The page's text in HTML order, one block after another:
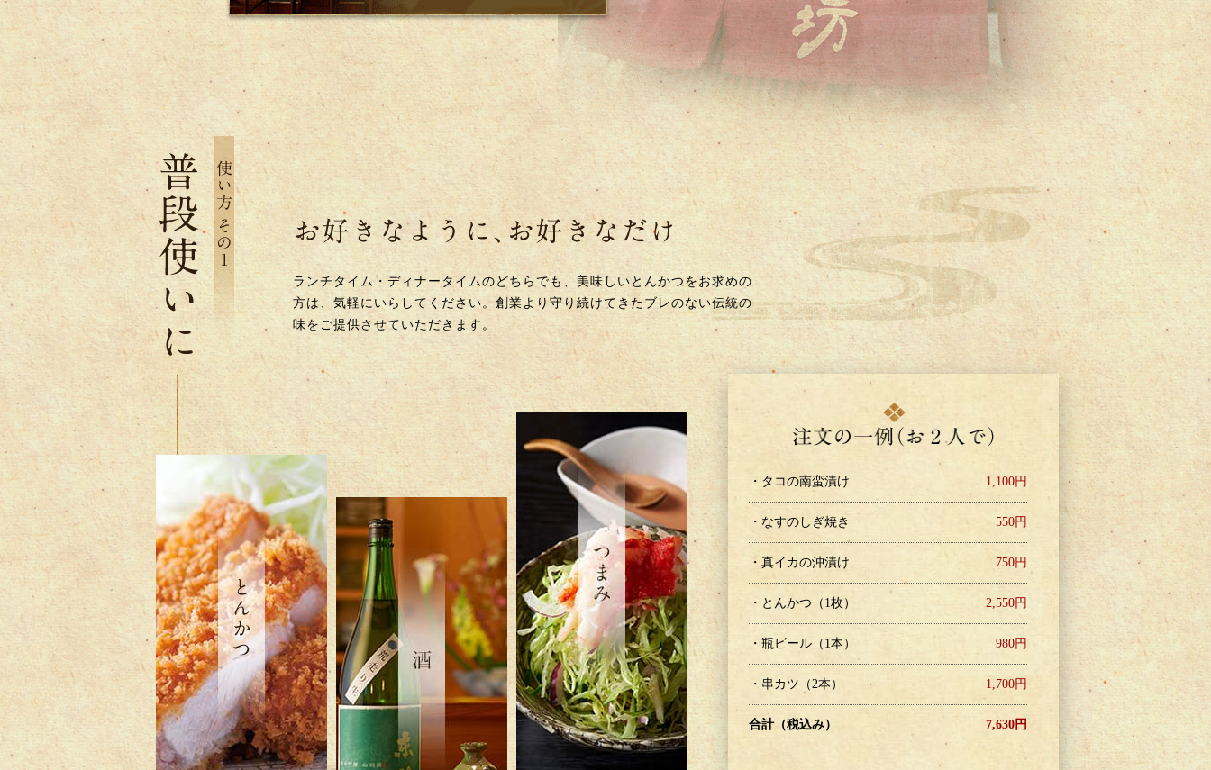
ランチタイム・ディナータイムのどちらでも、美味しいとんかつをお求めの
方は、気軽にいらしてください。創業より守り続けてきたブレのない伝統の
味をご提供させていただきます。
・タコの南蛮漬け 1,100円
・なすのしぎ焼き 550円
・真イカの沖漬け 750円
・とんかつ（1枚） 2,550円
・瓶ビール（1本） 980円
・串カツ（2本） 1,700円
合計（税込み） 7,630円